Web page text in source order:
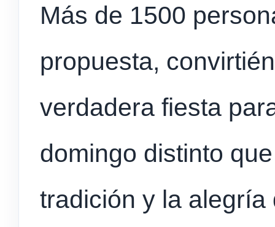
Más de 1500
propuesta,
verdadera fiesta
domingo distinto
tradición y la